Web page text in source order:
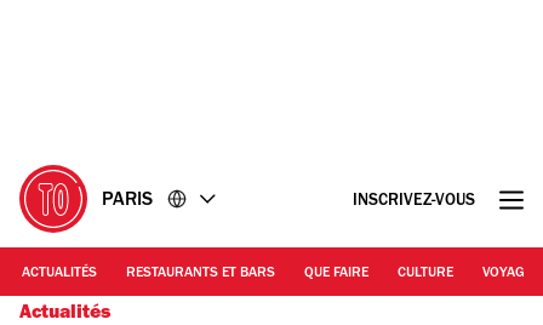
PARIS INSCRIVEZ-VOUS
ACTUALITÉS RESTAURANTS ET BARS QUE FAIRE CULTURE VOYAGE
Actualités